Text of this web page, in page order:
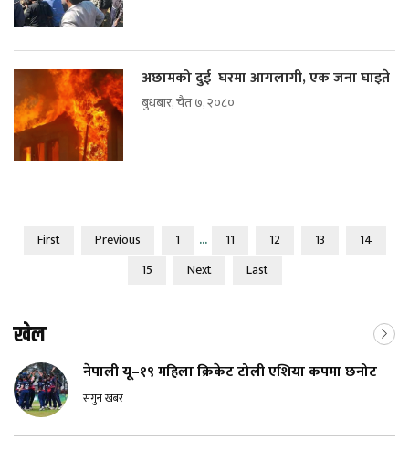
अछामको दुई घरमा आगलागी, एक जना घाइते
बुधबार, चैत ७, २०८०
First Previous 1 ... 11 12 13
14
15
Next Last
खेल
नेपाली यू–१९ महिला क्रिकेट टोली एशिया कपमा छनोट
सगुन खबर